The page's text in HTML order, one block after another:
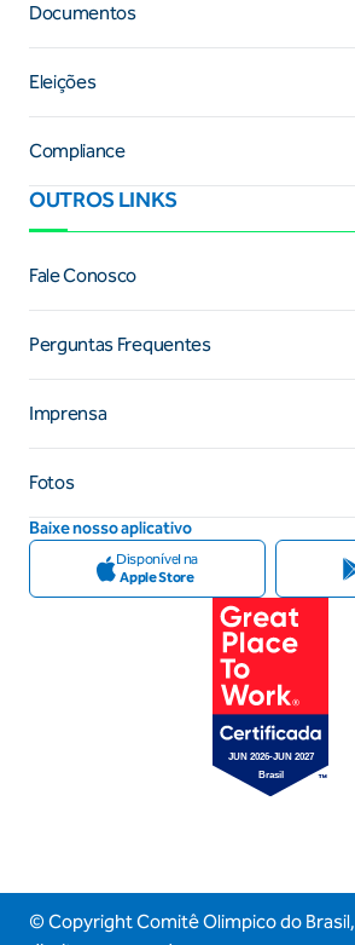
Documentos
Eleições
Compliance
OUTROS LINKS
Fale Conosco
Perguntas Frequentes
Imprensa
Fotos
Baixe nosso aplicativo
Disponível na
Apple Store
© Copyright Comitê Olimpico do Brasil,